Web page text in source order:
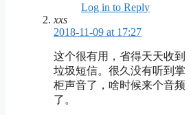
Log in to Reply
xxs
2018-11-09 at 17:27
这个很有用，省得天天收到
垃圾短信。很久没有听到掌
柜声音了，啥时候来个音频
了。